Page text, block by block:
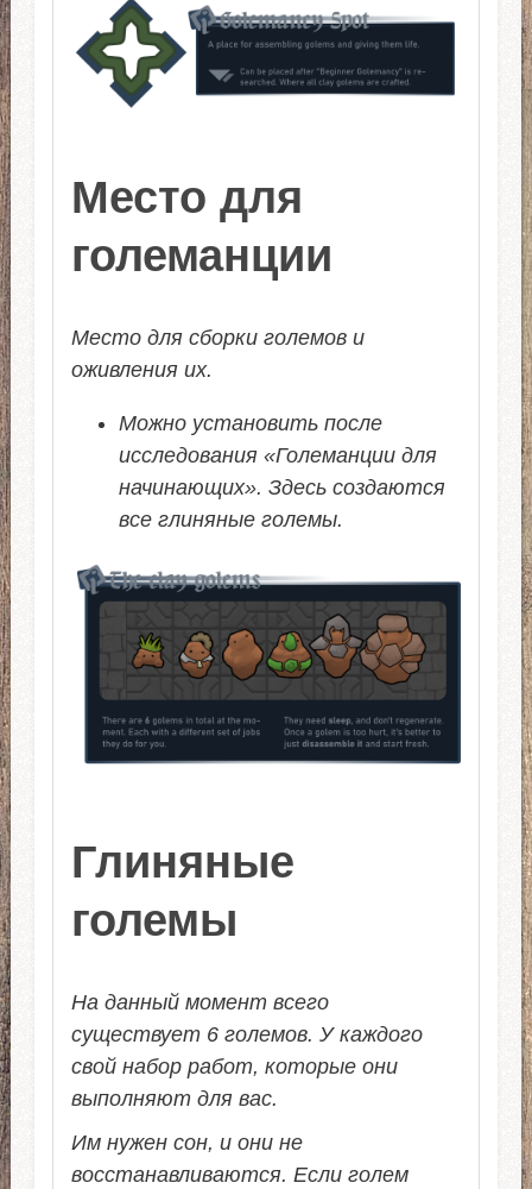
Место для
големанции
Место для сборки големов и
оживления их.
Можно установить после
исследования «Големанции для
начинающих». Здесь создаются
все глиняные големы.
Глиняные
големы
На данный момент всего
существует 6 големов. У каждого
свой набор работ, которые они
выполняют для вас.
Им нужен сон, и они не
восстанавливаются. Если голем